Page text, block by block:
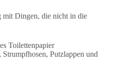
Dingen, die nicht in die
Toilettenpapier
Putzlappen und